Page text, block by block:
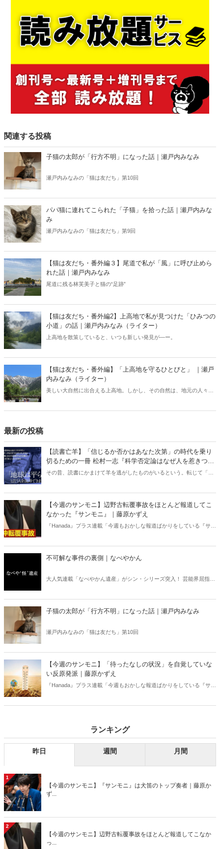
関連する投稿
子猫の太郎が「行方不明」になった話｜瀬戸内みなみ
瀬戸内みなみの「猫は友だち」第10回
パパ猫に連れてこられた「子猫」を拾った話｜瀬戸内みな
み
瀬戸内みなみの「猫は友だち」第9回
【猫は友だち・番外編３】尾道で私が「風」に呼び止めら
れた話｜瀬戸内みなみ
尾道に残る林芙美子と猫の“足跡”
【猫は友だち・番外編2】上高地で私が見つけた「ひみつの
小道」の話｜瀬戸内みなみ（ライター）
上高地を散策していると、いつも新しい発見が―ー。
【猫は友だち・番外編】「上高地を守るひとびと」 ｜瀬戸
内みなみ（ライター）
美しい大自然に出合える上高地。しかし、その自然は、地元の人々の
最新の投稿
【読書亡羊】「信じるか否かはあなた次第」の時代を乗り
切るための一冊 松村一志『科学否定論はなぜ人を惹きつけ
るのか』（ちくま新書）｜梶原麻衣子
その昔、読書にかまけて羊を逃がしたものがいるという。転じて「読
ある。元月刊『Hanada』編集部員のライター・梶原がお送りする時事
書評！
【今週のサンモニ】辺野古転覆事故をほとんど報道してこ
なかった『サンモニ』｜藤原かずえ
『Hanada』プラス連載「今週もおかしな報道ばかりをしている『サン
不可解な事件の裏側｜なべやかん
大人気連載「なべやかん遺産」がシン・シリーズ突入！ 芸能界屈指の
信じるか信じないかは、あなた次第！ 芸能ニュース
子猫の太郎が「行方不明」になった話｜瀬戸内みなみ
瀬戸内みなみの「猫は友だち」第10回
【今週のサンモニ】「待ったなしの状況」を自覚していな
い反原発派｜藤原かずえ
『Hanada』プラス連載「今週もおかしな報道ばかりをしている『サン
ランキング
昨日 週間 月間
1
【今週のサンモニ】『サンモニ』は犬笛のトップ奏者｜藤原か
ず...
2
【今週のサンモニ】辺野古転覆事故をほとんど報道してこなか
っ...